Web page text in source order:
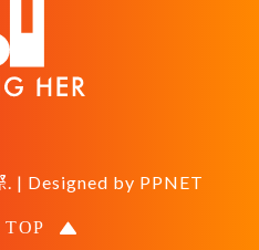
| Designed by PPNET